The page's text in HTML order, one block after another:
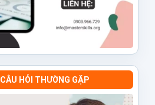
CÂU HỎI THƯỜNG GẶP